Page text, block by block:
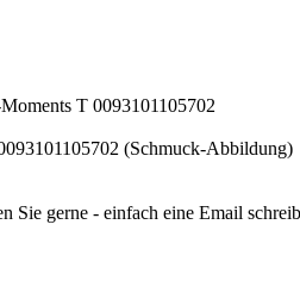
(Schmuck-Abbildung)